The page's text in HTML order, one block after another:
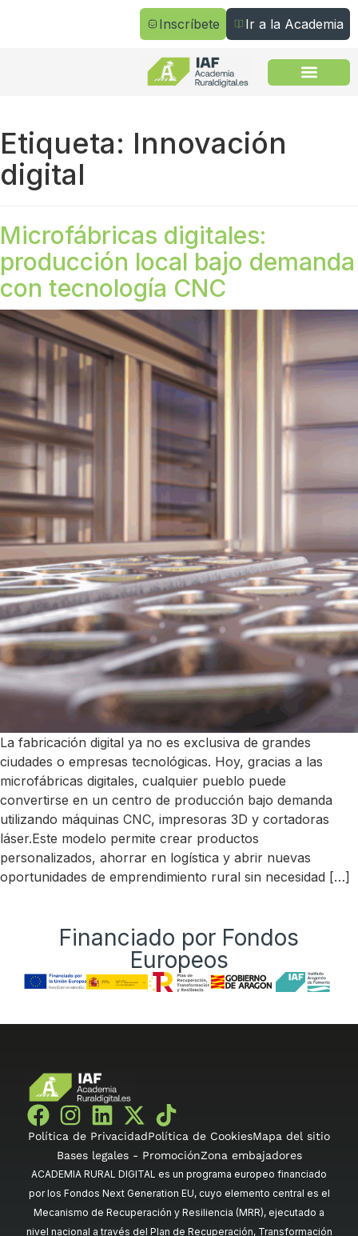
Inscríbete Ir a la Academia
Etiqueta: Innovación
digital
Microfábricas digitales:
producción local bajo demanda
con tecnología CNC
La fabricación digital ya no es exclusiva de grandes
ciudades o empresas tecnológicas. Hoy, gracias a las
microfábricas digitales, cualquier pueblo puede
convertirse en un centro de producción bajo demanda
utilizando máquinas CNC, impresoras 3D y cortadoras
láser.Este modelo permite crear productos
personalizados, ahorrar en logística y abrir nuevas
oportunidades de emprendimiento rural sin necesidad […]
Financiado por Fondos
Europeos
Política de PrivacidadPolítica de CookiesMapa del sitio
Bases legales - PromociónZona embajadores
ACADEMIA RURAL DIGITAL es un programa europeo financiado
por los Fondos Next Generation EU, cuyo elemento central es el
Mecanismo de Recuperación y Resiliencia (MRR), ejecutado a
nivel nacional a través del Plan de Recuperación, Transformación